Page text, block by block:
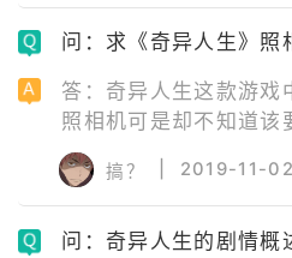
每一
问：求《奇异人生》照
答：奇异人生这款游戏
照相机可是却不知道该
各位玩家带来了本作中
要了解下的玩家快来看
室，
搞？ 2019-11-02
问：奇异人生的剧情概